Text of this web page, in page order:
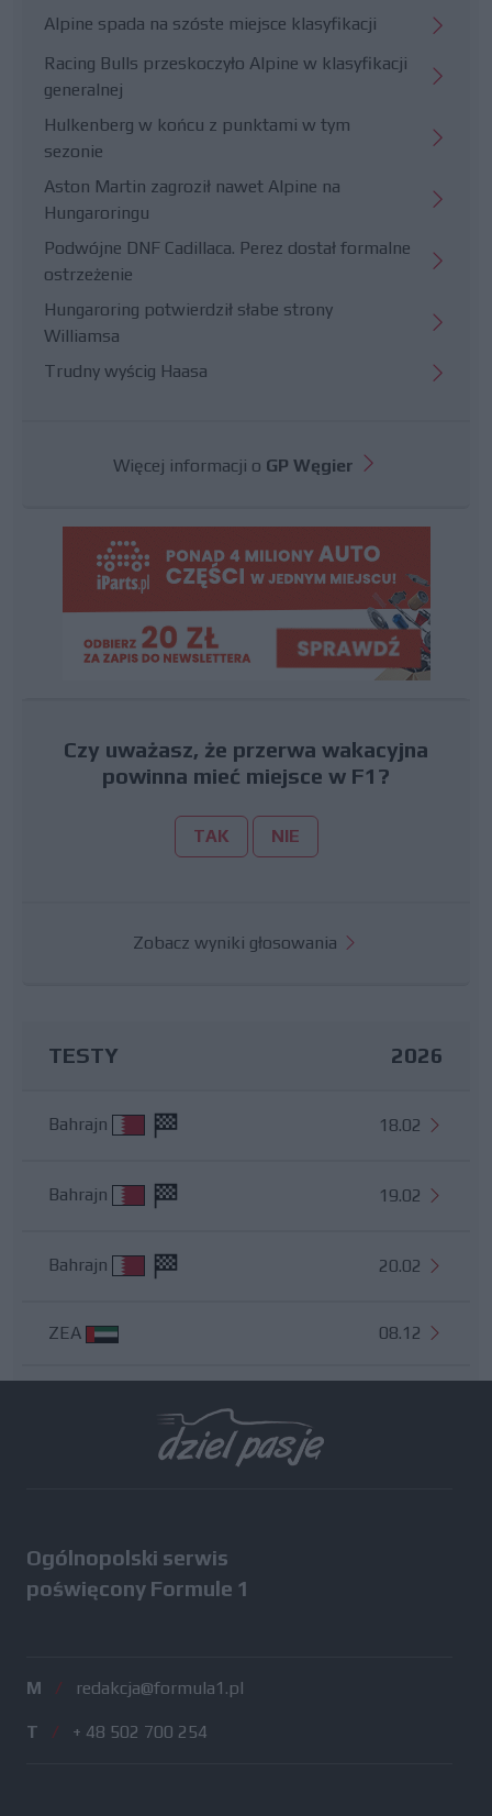
Alpine spada na szóste miejsce klasyfikacji
Racing Bulls przeskoczyło Alpine w klasyfikacji
generalnej
Hulkenberg w końcu z punktami w tym
sezonie
Aston Martin zagroził nawet Alpine na
Hungaroringu
Podwójne DNF Cadillaca. Perez dostał formalne
ostrzeżenie
Hungaroring potwierdził słabe strony
Williamsa
Trudny wyścig Haasa
Więcej informacji o GP Węgier
Czy uważasz, że przerwa wakacyjna
powinna mieć miejsce w F1?
TAK NIE
Zobacz wyniki głosowania
TESTY 2026
Bahrajn 18.02
Bahrajn 19.02
Bahrajn 20.02
ZEA 08.12
Ogólnopolski serwis
poświęcony Formule 1
M / redakcja@formula1.pl
T / + 48 502 700 254